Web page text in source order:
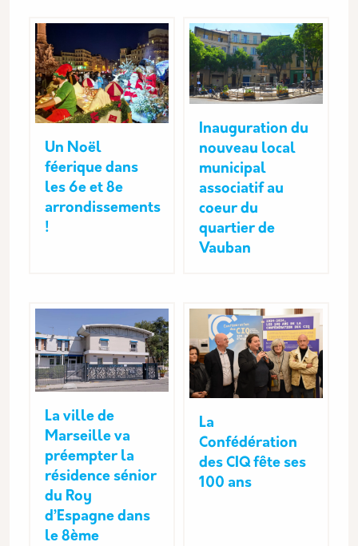
Un Noël
féerique dans
les 6e et 8e
arrondissements
!
Inauguration du
nouveau local
municipal
associatif au
coeur du
quartier de
Vauban
La ville de
Marseille va
préempter la
résidence sénior
du Roy
d’Espagne dans
le 8ème
La
Confédération
des CIQ fête ses
100 ans